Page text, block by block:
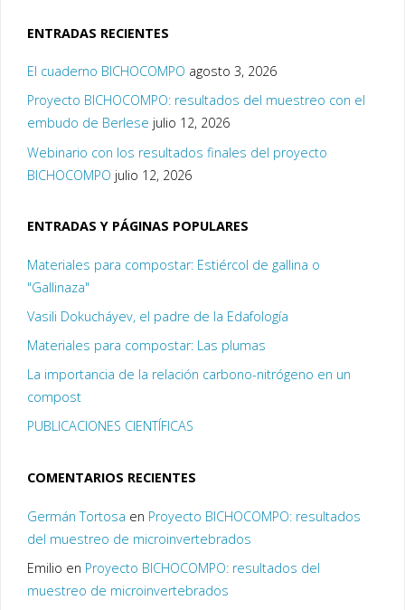
ENTRADAS RECIENTES
El cuaderno BICHOCOMPO agosto 3, 2026
Proyecto BICHOCOMPO: resultados del muestreo con el
embudo de Berlese julio 12, 2026
Webinario con los resultados finales del proyecto
BICHOCOMPO julio 12, 2026
ENTRADAS Y PÁGINAS POPULARES
Materiales para compostar: Estiércol de gallina o
"Gallinaza"
Vasili Dokucháyev, el padre de la Edafología
Materiales para compostar: Las plumas
La importancia de la relación carbono-nitrógeno en un
compost
PUBLICACIONES CIENTÍFICAS
COMENTARIOS RECIENTES
Germán Tortosa en Proyecto BICHOCOMPO: resultados
del muestreo de microinvertebrados
Emilio en Proyecto BICHOCOMPO: resultados del
muestreo de microinvertebrados